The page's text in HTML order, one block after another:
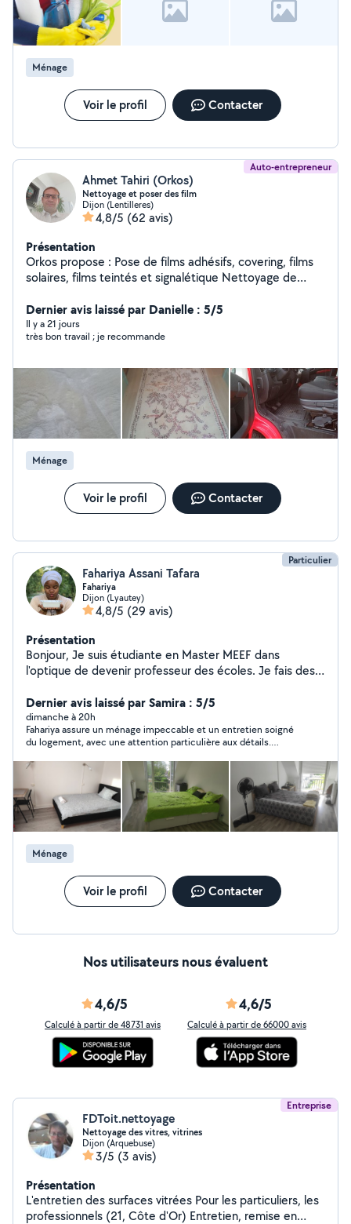
Ménage
Voir le profil Contacter
Auto-entrepreneur
Ahmet Tahiri (Orkos)
Nettoyage et poser des film
Dijon (Lentilleres)
4,8/5 (62 avis)
Présentation
Orkos propose : Pose de films adhésifs, covering, films
solaires, films teintés et signalétique Nettoyage de
tapis canapé moquette etc. Nettoyage des véhicules
intérieur et extérieur sur plac. Débarrasser maisons
appartements Cavé etc. Déchetterie Poser film
vitrophanie,cover etc
Dernier avis laissé par Danielle : 5/5
Il y a 21 jours
très bon travail ; je recommande
Ménage
Voir le profil Contacter
Particulier
Fahariya Assani Tafara
Fahariya
Dijon (Lyautey)
4,8/5 (29 avis)
Présentation
Bonjour, Je suis étudiante en Master MEEF dans
l'optique de devenir professeur des écoles. Je fais des
des heures de ménage tous les weekend. De nature
maniaque, je fais en sorte de toujours satisfaire le client.
Dernier avis laissé par Samira : 5/5
dimanche à 20h
Fahariya assure un ménage impeccable et un entretien soigné
du logement, avec une attention particulière aux détails.
Ménage
Voir le profil Contacter
Nos utilisateurs nous évaluent
4,6/5
Calculé à partir de 48731 avis
4,6/5
Calculé à partir de 66000 avis
Entreprise
FDToit.nettoyage
Nettoyage des vitres, vitrines
Dijon (Arquebuse)
3/5 (3 avis)
Présentation
L'entretien des surfaces vitrées Pour les particuliers, les
professionnels (21, Côte d'Or) Entretien, remise en